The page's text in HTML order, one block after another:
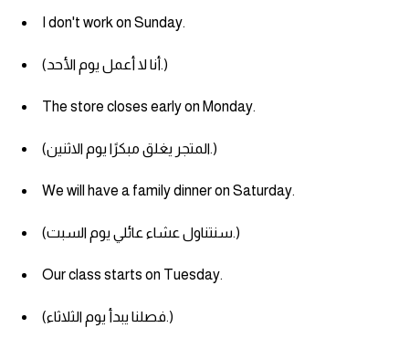
I don't work on Sunday.
(أنا لا أعمل يوم الأحد.)
The store closes early on Monday.
(المتجر يغلق مبكرًا يوم الاثنين.)
We will have a family dinner on Saturday.
(سنتناول عشاء عائلي يوم السبت.)
Our class starts on Tuesday.
(فصلنا يبدأ يوم الثلاثاء.)